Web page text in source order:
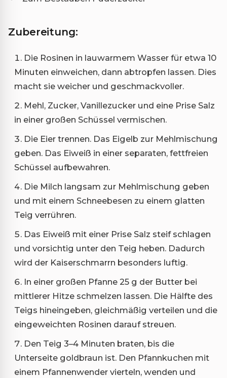
Zubereitung:
Die Rosinen in lauwarmem Wasser für etwa 10
Minuten einweichen, dann abtropfen lassen. Dies
macht sie weicher und geschmackvoller.
Mehl, Zucker, Vanillezucker und eine Prise Salz
in einer großen Schüssel vermischen.
Die Eier trennen. Das Eigelb zur Mehlmischung
geben. Das Eiweiß in einer separaten, fettfreien
Schüssel aufbewahren.
Die Milch langsam zur Mehlmischung geben
und mit einem Schneebesen zu einem glatten
Teig verrühren.
Das Eiweiß mit einer Prise Salz steif schlagen
und vorsichtig unter den Teig heben. Dadurch
wird der Kaiserschmarrn besonders luftig.
In einer großen Pfanne 25 g der Butter bei
mittlerer Hitze schmelzen lassen. Die Hälfte des
Teigs hineingeben, gleichmäßig verteilen und die
eingeweichten Rosinen darauf streuen.
Den Teig 3–4 Minuten braten, bis die
Unterseite goldbraun ist. Den Pfannkuchen mit
einem Pfannenwender vierteln, wenden und